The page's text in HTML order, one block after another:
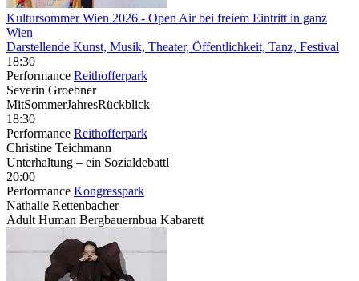
Kultursommer Wien 2026 - Open Air bei freiem Eintritt in ganz
Wien
Darstellende Kunst, Musik, Theater, Öffentlichkeit, Tanz, Festival
18:30
Performance Reithofferpark
Severin Groebner
MitSommerJahresRückblick
18:30
Performance Reithofferpark
Christine Teichmann
Unterhaltung – ein Sozialdebattl
20:00
Performance Kongresspark
Nathalie Rettenbacher
Adult Human Bergbauernbua Kabarett